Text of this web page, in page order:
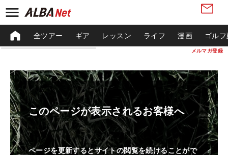
メルマガ登録
全ツアー ギア レッスン ライフ 漫画 ゴル
このページが表示されるお客様へ
ページを更新するとサイトの閲覧を続けることがで